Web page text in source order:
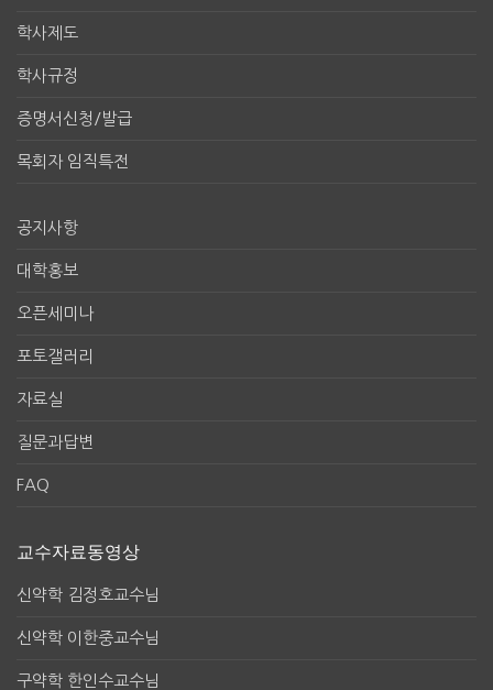
학사제도
학사규정
증명서신청/발급
목회자 임직특전
공지사항
대학홍보
오픈세미나
포토갤러리
자료실
질문과답변
FAQ
교수자료동영상
신약학 김정호교수님
신약학 이한중교수님
구약학 한인수교수님